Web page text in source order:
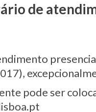
de
pode ser